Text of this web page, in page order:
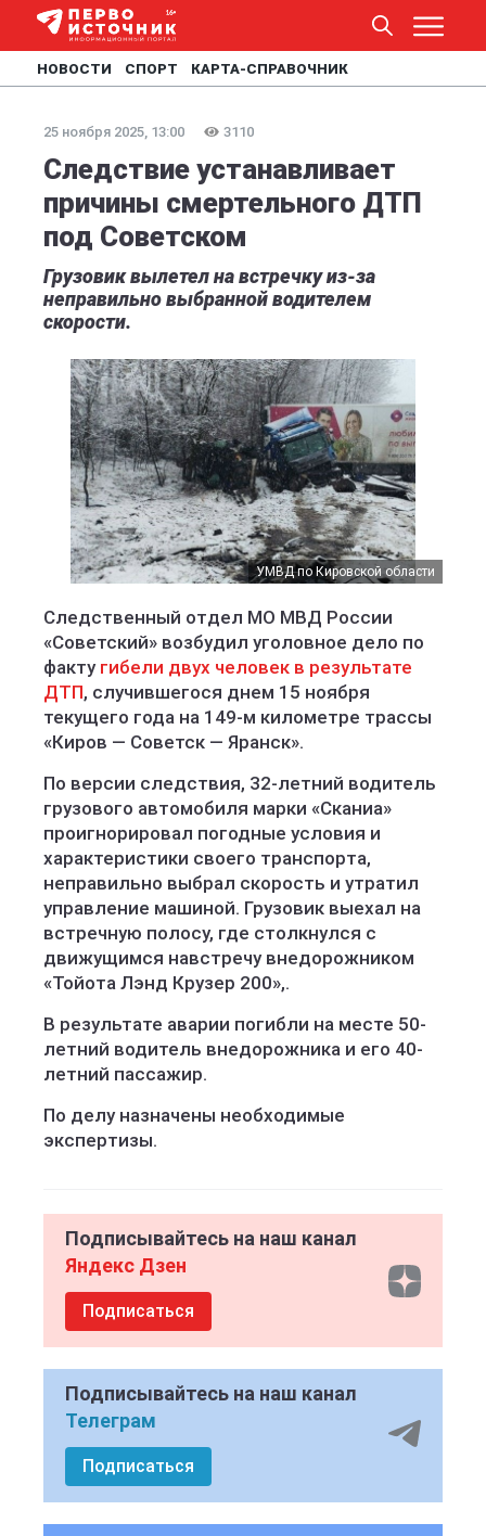
НОВОСТИ СПОРТ КАРТА-СПРАВОЧНИК
25 ноября 2025, 13:00 3110
Следствие устанавливает
причины смертельного ДТП
под Советском
Грузовик вылетел на встречку из-за
неправильно выбранной водителем
скорости.
УМВД по Кировской области
Следственный отдел МО МВД России
«Советский» возбудил уголовное дело по
факту гибели двух человек в результате
ДТП, случившегося днем 15 ноября
текущего года на 149-м километре трассы
«Киров — Советск — Яранск».
По версии следствия, 32-летний водитель
грузового автомобиля марки «Сканиа»
проигнорировал погодные условия и
характеристики своего транспорта,
неправильно выбрал скорость и утратил
управление машиной. Грузовик выехал на
встречную полосу, где столкнулся с
движущимся навстречу внедорожником
«Тойота Лэнд Крузер 200»,.
В результате аварии погибли на месте 50-
летний водитель внедорожника и его 40-
летний пассажир.
По делу назначены необходимые
экспертизы.
Подписывайтесь на наш канал
Яндекс Дзен
Подписаться
Подписывайтесь на наш канал
Телеграм
Подписаться